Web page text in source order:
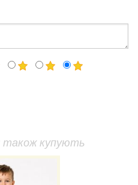
купують